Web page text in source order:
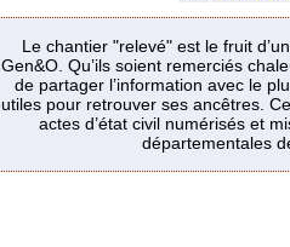
Le chantier "relevé" est le fruit
Gen&O. Qu’ils soient remerciés
de partager l’information avec le
utiles pour retrouver ses ancêtres.
actes d’état civil numérisés et
départementales